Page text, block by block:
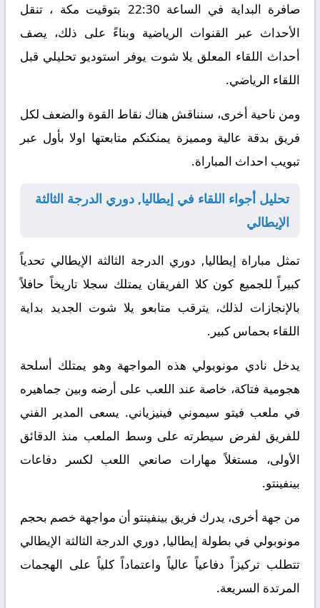
صافرة البداية في الساعة 22:30 بتوقيت مكة ،
تنقل
الأحداث عبر القنوات الرياضية وبناءً على ذلك، يصف
أحداث اللقاء المعلق يلا شوت يوفر استوديو تحليلي قبل
اللقاء الرياضي.
ومن ناحية أخرى، سنناقش هناك نقاط القوة والضعف لكل
فريق بدقة عالية ومميزة يمنكنكم متابعتها اولا بأول عبر
تبويب احداث المباراة.
تحليل أجواء اللقاء في إيطاليا, دوري الدرجة الثالثة
الإيطالي
تمثل مباراة إيطاليا, دوري الدرجة الثالثة الإيطالي تحدياً
كبيراً للجميع كون كلا الفريقان يمتلك سجلا تاريخاً حافلاً
بالإنجازات لذلك، يترقب متابعو يلا شوت الجديد بداية
اللقاء بحماس كبير.
يدخل نادي مونوبولي هذه المواجهة وهو يمتلك أسلحة
هجومية فتاكة، خاصة عند اللعب على أرضه وبين جماهيره
في ملعب فيتو سيموني فينيزياني. يسعى المدير الفني
للفريق لفرض سيطرته على وسط الملعب منذ الدقائق
الأولى، مستغلاً مهارات صانعي اللعب لكسر دفاعات
بينفينتو.
​من جهة أخرى، يدرك فريق بينفينتو أن مواجهة خصم بحجم
مونوبولي في بطولة إيطاليا, دوري الدرجة الثالثة الإيطالي
تتطلب تركيزاً دفاعياً عالياً واعتماداً كلياً على الهجمات
المرتدة السريعة.